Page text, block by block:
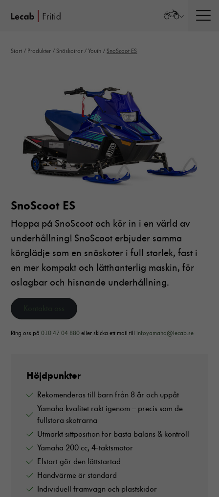
Start / Produkter /Snöskotrar /Youth /SnoScoot ES
SnoScoot ES
Hoppa på SnoScoot och kör in i en värld av
underhållning! SnoScoot erbjuder samma
körglädje som en snöskoter i full storlek, fast i
en mer kompakt och lätthanterlig maskin, för
oslagbar och hisnande underhållning.
Ring oss på010 47 04 880 eller skicka ett mail till infoyamaha@lecab.se
Höjdpunkter
Rekomenderas till barn från 8 år och uppåt
Yamaha kvalitet rakt igenom – precis som de
fullstora skotrarna
Utmärkt sittposition för bästa balans & kontroll
Yamaha 200 cc, 4-taktsmotor
Elstart gör den lättstartad
Handvärme är standard
Individuell framvagn och plastskidor